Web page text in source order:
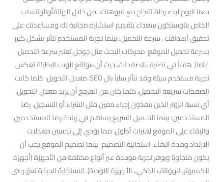
معنا اليوم لبدء رحلة النجاح مع فيوهات، من خلال الهاتفأوالواتساب
الخاص بناوسنكون سعداء بتقديم استشارة مجانية لك ومساعدتك على
تحقيق أهدافك . سرعة التحميل: بينما تجربة المستخدم تتأثر بشكل كبير
بسرعة تحميل الموقع. محركات البحث مثل جوجل تعتبر سرعة التحميل
عاملاً هاماً في تصنيف الصفحات. حيث أن مواقع الويب البطيئة تعكس
تجربة مستخدم سيئة وقد تتأثر سلباً بال SEO. معدل التحويل: كلما كانت
الصفحات سريعة التحميل، كلما كان من المرجح أن يزيد معدل التحويل.
أي نسبة الزوار الذين ينفذون إجراء معين مثل الشراء أو التسجيل. رضا
المستخدمين: بينما التحميل السريع يساهم في زيادة رضا المستخدمين
والبقاء على الموقع لفترات أطول. مما يؤدي إلى تحسين معدلات
الارتداد ومدة البقاء. استجابية التصميم: بينما تصميم الموقع يجب أن
يكون متجاوبًا ويوفر تجربة موحدة عبر أنواع مختلفة من الأجهزة (أجهزة
الكمبيوتر، الهواتف الذكي.، الأجهزة اللوحية). الاستجابة الجيدة تعزز رضى